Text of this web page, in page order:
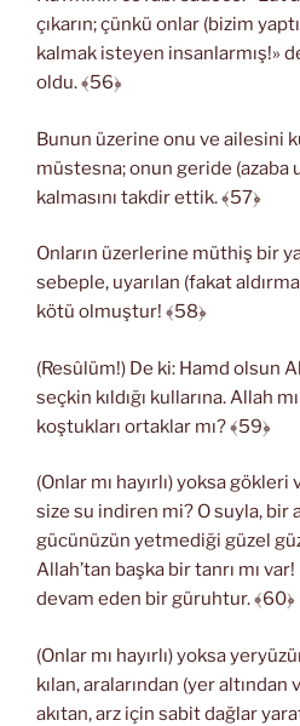
çıkarın; çünkü onlar (bizim
kalmak isteyen insanlarmış!»
oldu. ﴾56﴿
Bunun üzerine onu ve ailesini
müstesna; onun geride (azaba
kalmasını takdir ettik. ﴾57﴿
Onların üzerlerine müthiş bir
sebeple, uyarılan (fakat
kötü olmuştur! ﴾58﴿
(Resûlüm!) De ki: Hamd olsun
seçkin kıldığı kullarına. Allah
koştukları ortaklar mı? ﴾59﴿
(Onlar mı hayırlı) yoksa
size su indiren mi? O suyla, bir
gücünüzün yetmediği güzel
Allah’tan başka bir tanrı mı
devam eden bir güruhtur. ﴾60﴿
(Onlar mı hayırlı) yoksa
kılan, aralarından (yer
akıtan, arz için sabit dağlar